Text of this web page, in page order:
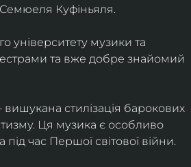
Семюеля Куфіньяля.
університету музики та
та вже добре знайомий
стилізація барокових
Ця музика є особливо
час Першої світової війни.